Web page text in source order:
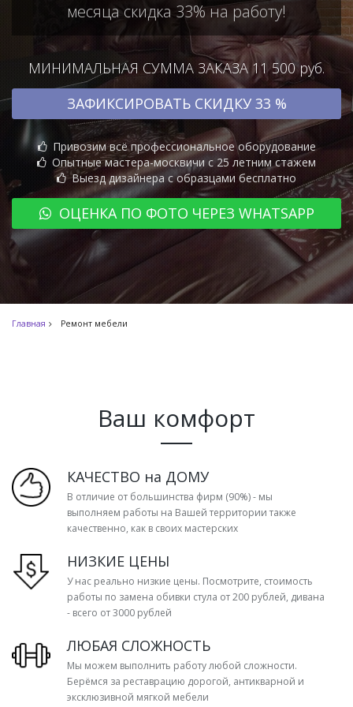
месяца скидка 33% на работу!
МИНИМАЛЬНАЯ СУММА ЗАКАЗА 11 500 руб.
ЗАФИКСИРОВАТЬ СКИДКУ 33 %
Привозим всё профессиональное оборудование
Опытные мастера-москвичи с 25 летним стажем
Выезд дизайнера с образцами бесплатно
ОЦЕНКА ПО ФОТО ЧЕРЕЗ WHATSAPP
Главная Ремонт мебели
Ваш комфорт
КАЧЕСТВО на ДОМУ
В отличие от большинства фирм (90%) - мы
выполняем работы на Вашей территории также
качественно, как в своих мастерских
НИЗКИЕ ЦЕНЫ
У нас реально низкие цены. Посмотрите, стоимость
работы по замена обивки стула от 200 рублей, дивана
- всего от 3000 рублей
ЛЮБАЯ СЛОЖНОСТЬ
Мы можем выполнить работу любой сложности.
Берёмся за реставрацию дорогой, антикварной и
эксклюзивной мягкой мебели